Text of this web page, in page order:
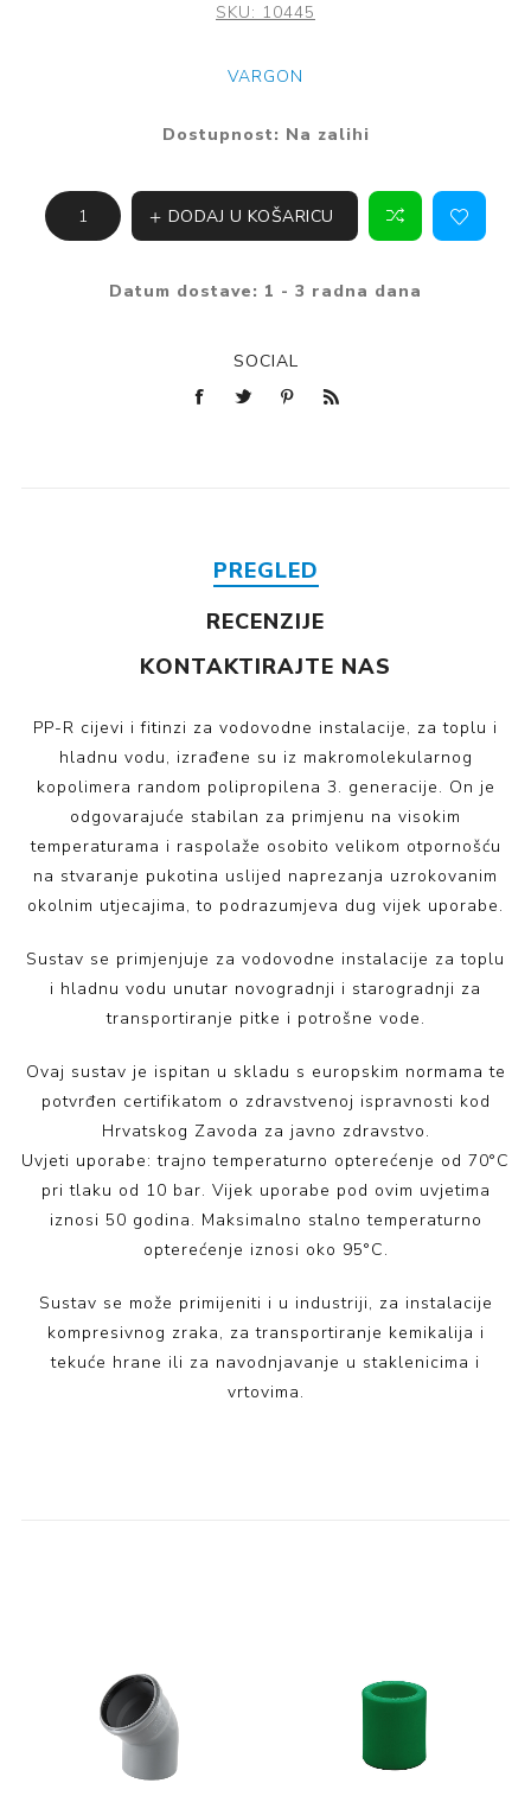
SKU: 10445
VARGON
Dostupnost: Na zalihi
DODAJ U KOŠARICU
Datum dostave: 1 - 3 radna dana
SOCIAL
PREGLED
RECENZIJE
KONTAKTIRAJTE NAS
PP-R cijevi i fitinzi za vodovodne instalacije, za toplu i
hladnu vodu, izrađene su iz makromolekularnog
kopolimera random polipropilena 3. generacije. On je
odgovarajuće stabilan za primjenu na visokim
temperaturama i raspolaže osobito velikom otpornošću
na stvaranje pukotina uslijed naprezanja uzrokovanim
okolnim utjecajima, to podrazumjeva dug vijek uporabe.
Sustav se primjenjuje za vodovodne instalacije za toplu
i hladnu vodu unutar novogradnji i starogradnji za
transportiranje pitke i potrošne vode.
Ovaj sustav je ispitan u skladu s europskim normama te
potvrđen certifikatom o zdravstvenoj ispravnosti kod
Hrvatskog Zavoda za javno zdravstvo.
Uvjeti uporabe: trajno temperaturno opterećenje od 70°C
pri tlaku od 10 bar. Vijek uporabe pod ovim uvjetima
iznosi 50 godina. Maksimalno stalno temperaturno
opterećenje iznosi oko 95°C.
Sustav se može primijeniti i u industriji, za instalacije
kompresivnog zraka, za transportiranje kemikalija i
tekuće hrane ili za navodnjavanje u staklenicima i
vrtovima.